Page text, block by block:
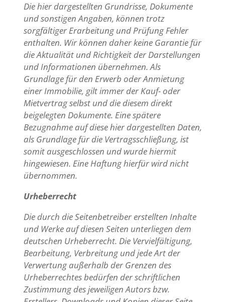
Die hier dargestellten Grundrisse, Dokumente
und sonstigen Angaben, können trotz
sorgfältiger Erarbeitung und Prüfung Fehler
enthalten. Wir können daher keine Garantie für
die Aktualität und Richtigkeit der Darstellungen
und Informationen übernehmen. Als
Grundlage für den Erwerb oder Anmietung
einer Immobilie, gilt immer der Kauf- oder
Mietvertrag selbst und die diesem direkt
beigelegten Dokumente. Eine spätere
Bezugnahme auf diese hier dargestellten Daten,
als Grundlage für die Vertragsschließung, ist
somit ausgeschlossen und wurde hiermit
hingewiesen. Eine Haftung hierfür wird nicht
übernommen.
Urheberrecht
Die durch die Seitenbetreiber erstellten Inhalte
und Werke auf diesen Seiten unterliegen dem
deutschen Urheberrecht. Die Vervielfältigung,
Bearbeitung, Verbreitung und jede Art der
Verwertung außerhalb der Grenzen des
Urheberrechtes bedürfen der schriftlichen
Zustimmung des jeweiligen Autors bzw.